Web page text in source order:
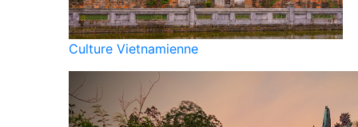
Culture Vietnamienne